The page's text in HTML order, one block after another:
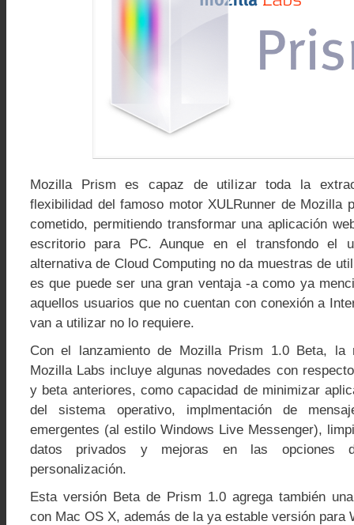
Mozilla Prism es capaz de utilizar toda la
flexibilidad del famoso motor XULRunner de Mozilla
cometido, permitiendo transformar una aplicación
escritorio para PC. Aunque en el transfondo el
alternativa de Cloud Computing no da muestras de
es que puede ser una gran ventaja -a como ya
aquellos usuarios que no cuentan con conexión a
van a utilizar no lo requiere.
Con el lanzamiento de Mozilla Prism 1.0 Beta, la
Mozilla Labs incluye algunas novedades con
y beta anteriores, como capacidad de minimizar
del sistema operativo, implmentación de
emergentes (al estilo Windows Live Messenger),
datos privados y mejoras en las opciones
personalización.
Esta versión Beta de Prism 1.0 agrega también
con Mac OS X, además de la ya estable versión para